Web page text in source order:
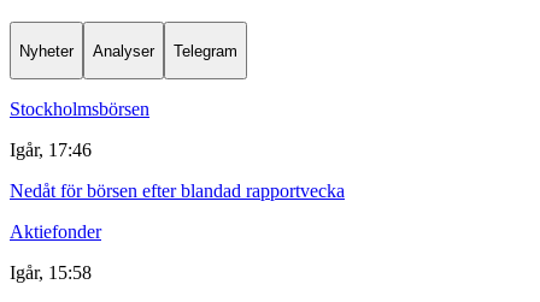
Nyheter Analyser Telegram
Stockholmsbörsen
Igår, 17:46
Nedåt för börsen efter blandad rapportvecka
Aktiefonder
Igår, 15:58